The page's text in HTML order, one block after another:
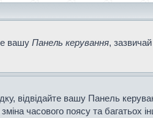
вашу Панель керування,
відвідайте вашу Панель
часового поясу та багатьох